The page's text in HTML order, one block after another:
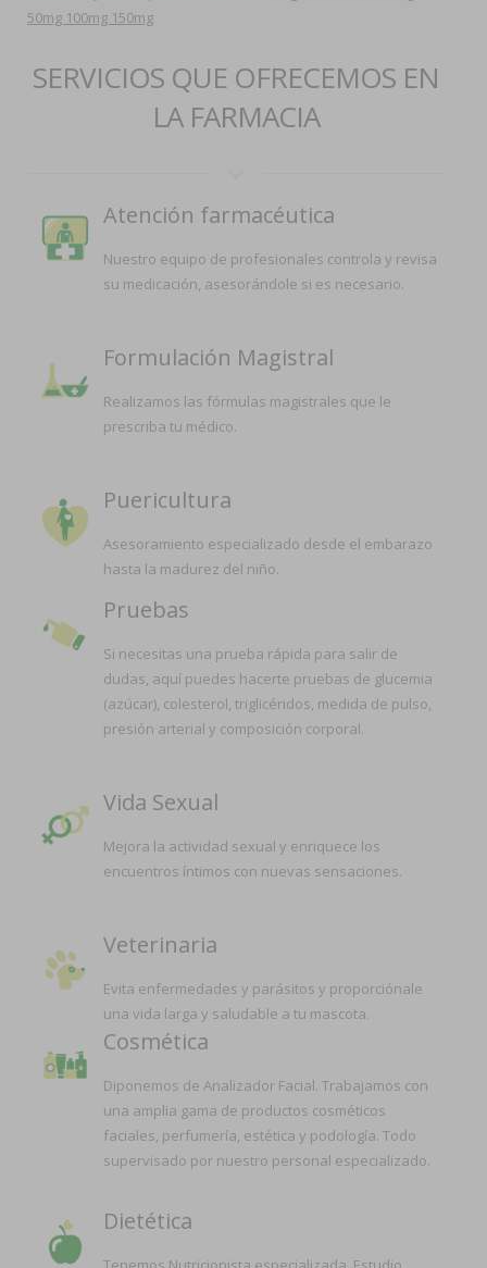
50mg 100mg 150mg
SERVICIOS QUE OFRECEMOS EN
LA FARMACIA
Atención farmacéutica
Nuestro equipo de profesionales controla y revisa
su medicación, asesorándole si es necesario.
Formulación Magistral
Realizamos las fórmulas magistrales que le
prescriba tu médico.
Puericultura
Asesoramiento especializado desde el embarazo
hasta la madurez del niño.
Pruebas
Si necesitas una prueba rápida para salir de
dudas, aquí puedes hacerte pruebas de glucemia
(azúcar), colesterol, triglicéridos, medida de pulso,
presión arterial y composición corporal.
Vida Sexual
Mejora la actividad sexual y enriquece los
encuentros íntimos con nuevas sensaciones.
Veterinaria
Evita enfermedades y parásitos y proporciónale
una vida larga y saludable a tu mascota.
Cosmética
Diponemos de Analizador Facial. Trabajamos con
una amplia gama de productos cosméticos
faciales, perfumería, estética y podología. Todo
supervisado por nuestro personal especializado.
Dietética